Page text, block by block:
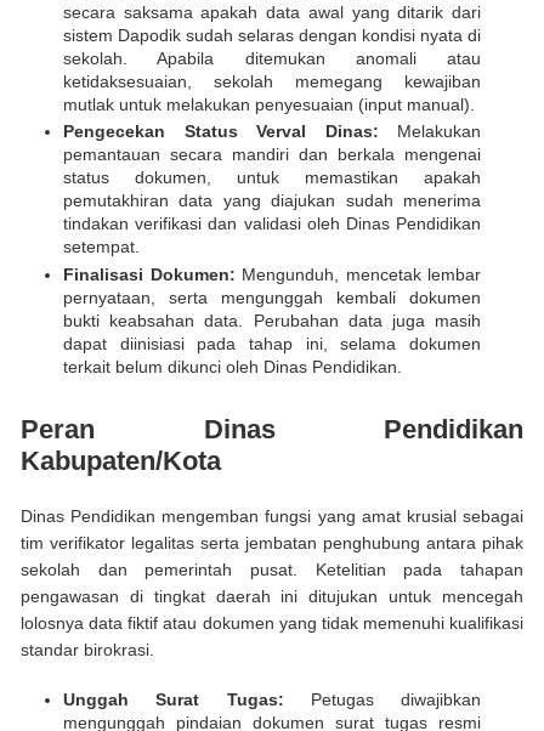
secara saksama apakah data awal yang ditarik dari
sistem Dapodik sudah selaras dengan kondisi nyata di
sekolah. Apabila ditemukan anomali atau
ketidaksesuaian, sekolah memegang kewajiban
mutlak untuk melakukan penyesuaian (input manual).
Pengecekan Status Verval Dinas: Melakukan
pemantauan secara mandiri dan berkala mengenai
status dokumen, untuk memastikan apakah
pemutakhiran data yang diajukan sudah menerima
tindakan verifikasi dan validasi oleh Dinas Pendidikan
setempat.
Finalisasi Dokumen: Mengunduh, mencetak lembar
pernyataan, serta mengunggah kembali dokumen
bukti keabsahan data. Perubahan data juga masih
dapat diinisiasi pada tahap ini, selama dokumen
terkait belum dikunci oleh Dinas Pendidikan.
Peran Dinas Pendidikan
Kabupaten/Kota
Dinas Pendidikan mengemban fungsi yang amat krusial sebagai
tim verifikator legalitas serta jembatan penghubung antara pihak
sekolah dan pemerintah pusat. Ketelitian pada tahapan
pengawasan di tingkat daerah ini ditujukan untuk mencegah
lolosnya data fiktif atau dokumen yang tidak memenuhi kualifikasi
standar birokrasi.
Unggah Surat Tugas: Petugas diwajibkan
mengunggah pindaian dokumen surat tugas resmi